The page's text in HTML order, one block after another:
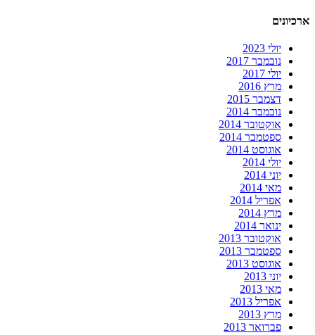
ארכיונים
יולי 2023
נובמבר 2017
יולי 2017
מרץ 2016
דצמבר 2015
נובמבר 2014
אוקטובר 2014
ספטמבר 2014
אוגוסט 2014
יולי 2014
יוני 2014
מאי 2014
אפריל 2014
מרץ 2014
ינואר 2014
אוקטובר 2013
ספטמבר 2013
אוגוסט 2013
יוני 2013
מאי 2013
אפריל 2013
מרץ 2013
פברואר 2013